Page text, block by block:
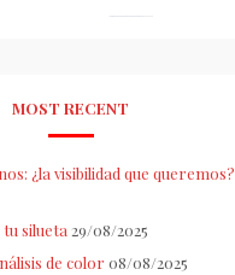
MOST RECENT
¿la visibilidad que queremos?
silueta 29/08/2025
de color 08/08/2025